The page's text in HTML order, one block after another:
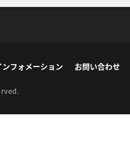
ンフォメーション お問い合わせ